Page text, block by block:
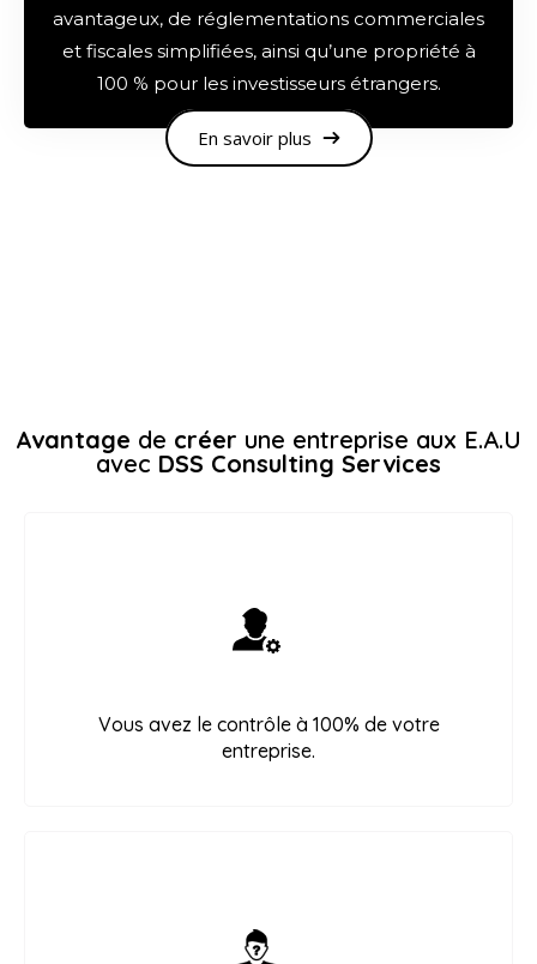
avantageux, de réglementations commerciales
et fiscales simplifiées, ainsi qu’une propriété à
100 % pour les investisseurs étrangers.
En savoir plus
Avantage de créer une entreprise aux E.A.U
avec DSS Consulting Services
Vous avez le contrôle à 100% de votre
entreprise.